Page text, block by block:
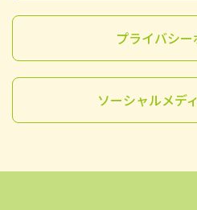
プライバシー
ソーシャルメデ